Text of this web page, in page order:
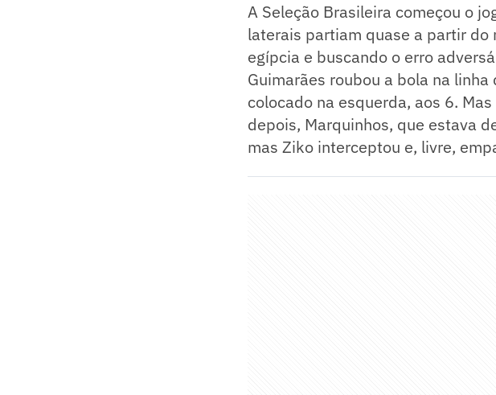
A Seleção Brasileira começou o
laterais partiam quase a partir
egípcia e buscando o erro
Guimarães roubou a bola na
colocado na esquerda, aos 6.
depois, Marquinhos, que estava
mas Ziko interceptou e, livre,